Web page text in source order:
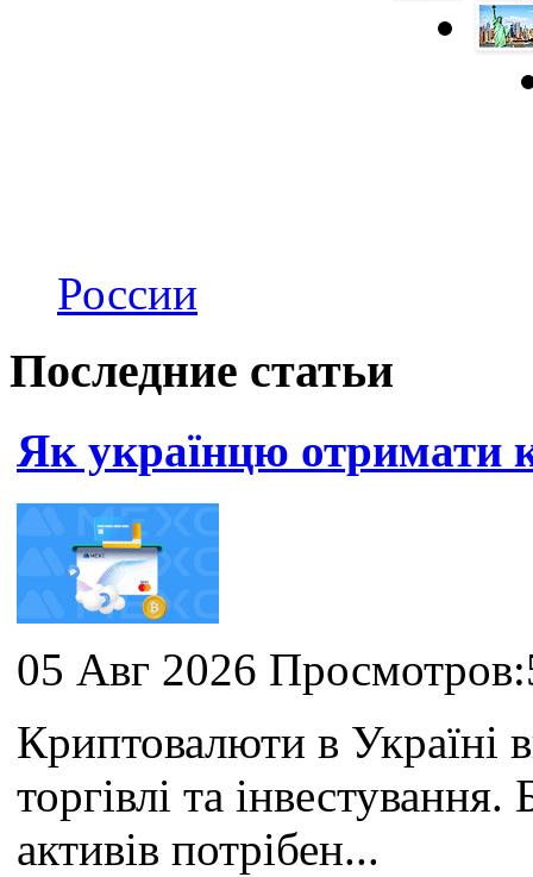
России
Последние статьи
Як українцю отримати
05 Авг 2026
Криптовалюти в Україні
торгівлі та
активів потрібен...